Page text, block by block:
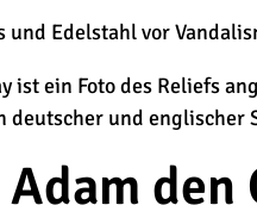
Edelstahl vor
ein Foto des Reliefs
deutscher und englischer
den